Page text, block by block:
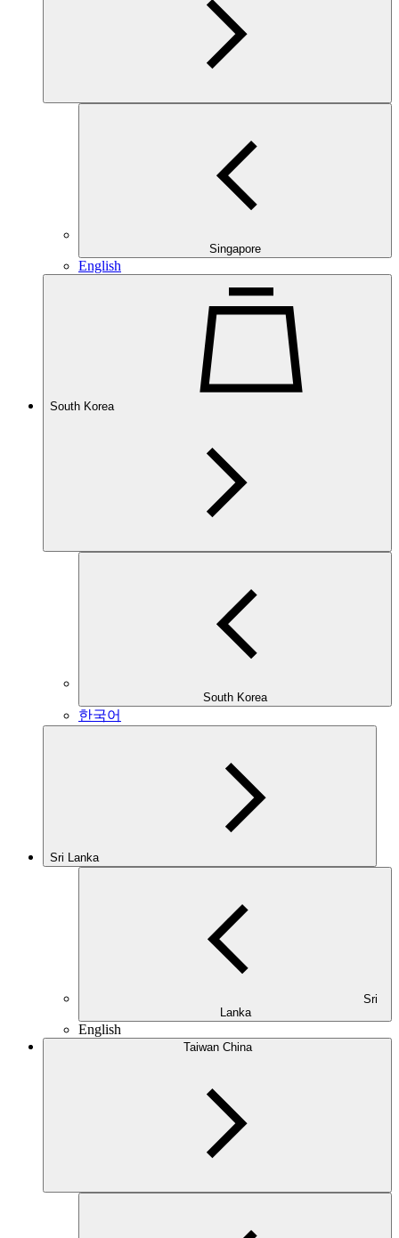
Singapore
English
South Korea
South Korea
한국어
Sri Lanka
Lanka
English
Taiwan China